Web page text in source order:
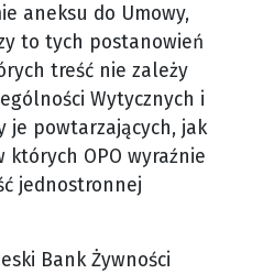
aneksu do Umowy,
to tych postanowień
treść nie zależy
Wytycznych i
je powtarzających, jak
których OPO wyraźnie
jednostronnej
Bank Żywności